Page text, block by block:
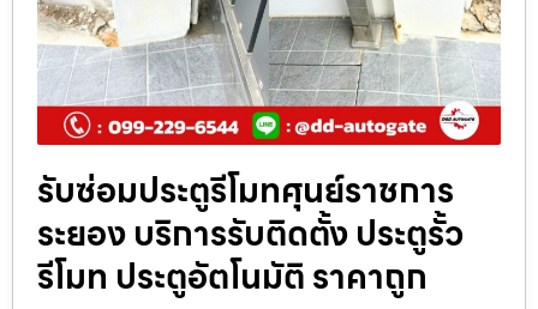
รับซ่อมประตูรีโมทศุนย์ราชการ
ระยอง บริการรับติดตั้ง ประตูรั้ว
รีโมท ประตูอัตโนมัติ ราคาถูก